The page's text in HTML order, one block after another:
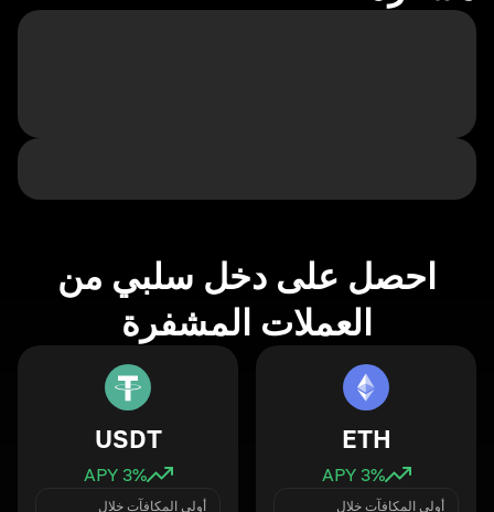
احصل على دخل سلبي من
العملات المشفرة
ETH
3% APY
أولى المكافآت خلال
USDT
3% APY
أولى المكافآت خلال